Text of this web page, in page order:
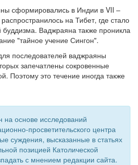
сформировались в Индии в VII –
на Тибет, где стало
Ваджраяна также проникла
"тайное учение Сингон".
последователей ваджраяны
запечатлены сокровенные
Поэтому это течение иногда также
на основе исследований
просветительского центра
суждения, высказанные в статьях
позицией Католической
с мнением редакции сайта.